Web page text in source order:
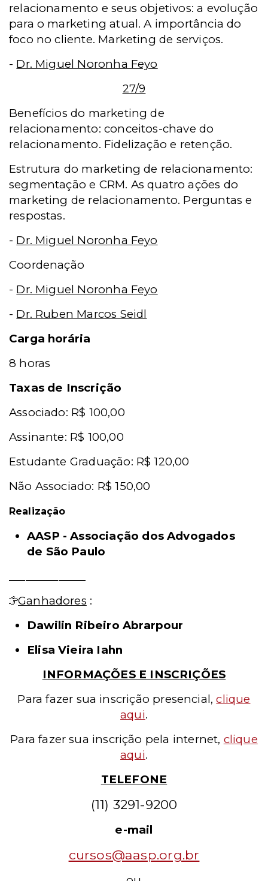
relacionamento e seus objetivos: a evolução
para o marketing atual. A importância do
foco no cliente. Marketing de serviços.
- Dr. Miguel Noronha Feyo
27/9
Benefícios do marketing de
relacionamento: conceitos-chave do
relacionamento. Fidelização e retenção.
Estrutura do marketing de relacionamento:
segmentação e CRM. As quatro ações do
marketing de relacionamento. Perguntas e
respostas.
- Dr. Miguel Noronha Feyo
Coordenação
- Dr. Miguel Noronha Feyo
- Dr. Ruben Marcos Seidl
Carga horária
8 horas
Taxas de Inscrição
Associado: R$ 100,00
Assinante: R$ 100,00
Estudante Graduação: R$ 120,00
Não Associado: R$ 150,00
Realização
AASP - Associação dos Advogados
de São Paulo
Ganhadores :
Dawilin Ribeiro Abrarpour
Elisa Vieira Iahn
INFORMAÇÕES E INSCRIÇÕES
Para fazer sua inscrição presencial,clique
aqui.
Para fazer sua inscrição pela internet, clique
aqui.
TELEFONE
(11) 3291-9200
e-mail
cursos@aasp.org.br